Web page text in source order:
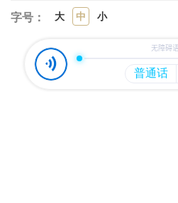
字号： 大 中 小